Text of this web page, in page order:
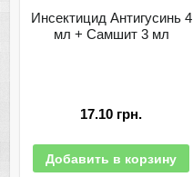
Инсектицид Антигусинь 4
мл + Самшит 3 мл
17.10 грн.
Добавить в корзину